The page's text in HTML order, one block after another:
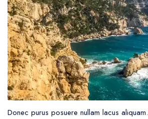
Donec purus posuere nullam lacus aliquam.